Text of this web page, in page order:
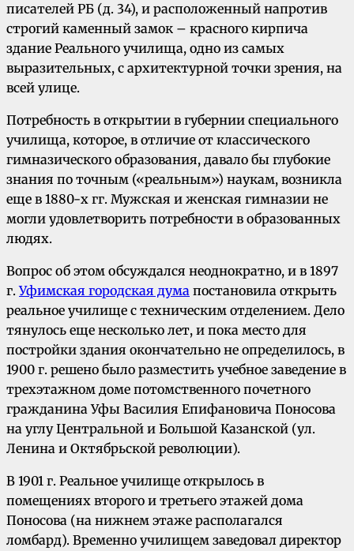
писателей РБ (д. 34), и расположенный напротив
строгий каменный замок – красного кирпича
здание Реального училища, одно из самых
выразительных, с архитектурной точки зрения, на
всей улице.
Потребность в открытии в губернии специального
училища, которое, в отличие от классического
гимназического образования, давало бы глубокие
знания по точным («реальным») наукам, возникла
еще в 1880-х гг. Мужская и женская гимназии не
могли удовлетворить потребности в образованных
людях.
Вопрос об этом обсуждался неоднократно, и в 1897
г.Уфимская городская дума постановила открыть
реальное училище с техническим отделением. Дело
тянулось еще несколько лет, и пока место для
постройки здания окончательно не определилось, в
1900 г. решено было разместить учебное заведение в
трехэтажном доме потомственного почетного
гражданина Уфы Василия Епифановича Поносова
на углу Центральной и Большой Казанской (ул.
Ленина и Октябрьской революции).
В 1901 г. Реальное училище открылось в
помещениях второго и третьего этажей дома
Поносова (на нижнем этаже располагался
ломбард). Временно училищем заведовал директор